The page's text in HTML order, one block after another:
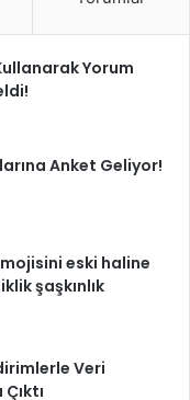
Yorum
Anket Geliyor!
eski haline
şaşkınlık
Veri